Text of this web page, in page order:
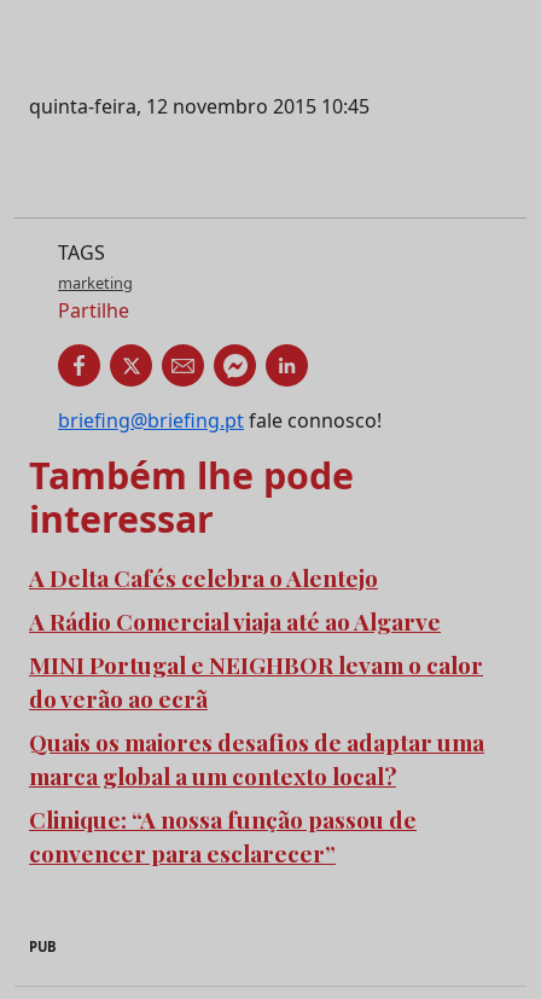
quinta-feira, 12 novembro 2015 10:45
TAGS
marketing
Partilhe
briefing@briefing.ptfale connosco!
Também lhe pode
interessar
A Delta Cafés celebra o Alentejo
A Rádio Comercial viaja até ao Algarve
MINI Portugal e NEIGHBOR levam o calor
do verão ao ecrã
Quais os maiores desafios de adaptar uma
marca global a um contexto local?
Clinique: “A nossa função passou de
convencer para esclarecer”
PUB